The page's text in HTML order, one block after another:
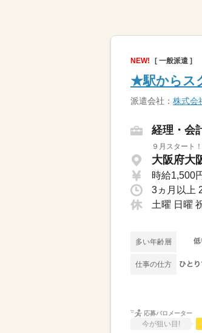
NEW! [ 一般派遣 ]
★駅からス
派遣会社： 株式会
経理・会
９月スタート
大阪府大
時給1,500
土曜 日曜
多い年齢層
仕事の仕方
応募バロメーター
今が狙い目!